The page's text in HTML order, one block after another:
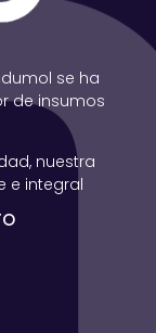
se ha
de insumos
nuestra
e integral